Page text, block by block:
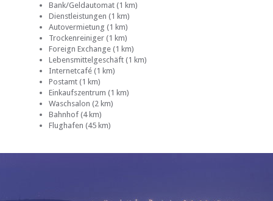
Bank/Geldautomat (1 km)
Dienstleistungen (1 km)
Autovermietung (1 km)
Trockenreiniger (1 km)
Foreign Exchange (1 km)
Lebensmittelgeschäft (1 km)
Internetcafé (1 km)
Postamt (1 km)
Einkaufszentrum (1 km)
Waschsalon (2 km)
Bahnhof (4 km)
Flughafen (45 km)